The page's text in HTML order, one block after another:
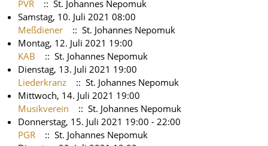
PVR
:: St. Johannes Nepomuk
Samstag, 10. Juli 2021 08:00
Meßdiener
:: St. Johannes Nepomuk
Montag, 12. Juli 2021 19:00
KAB
:: St. Johannes Nepomuk
Dienstag, 13. Juli 2021 19:00
Liederkranz
:: St. Johannes Nepomuk
Mittwoch, 14. Juli 2021 19:00
Musikverein
:: St. Johannes Nepomuk
Donnerstag, 15. Juli 2021 19:00 - 22:00
PGR
:: St. Johannes Nepomuk